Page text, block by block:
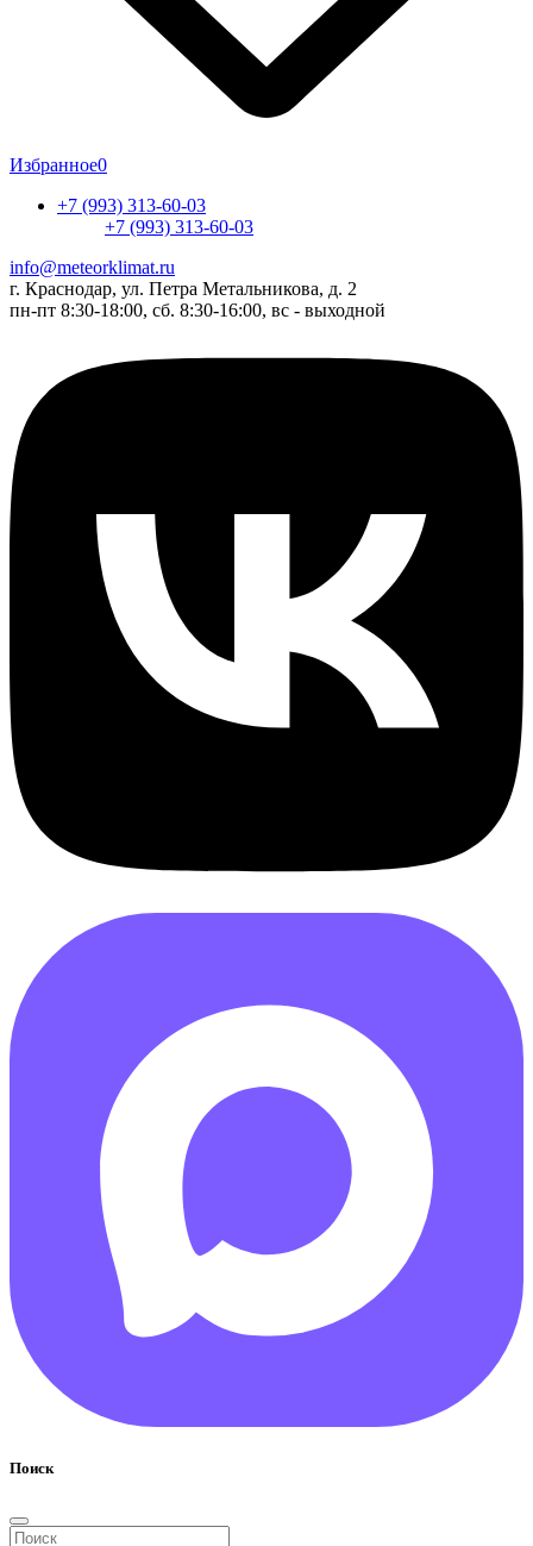
Избранное0
+7 (993) 313-60-03
+7 (993) 313-60-03
info@meteorklimat.ru
г. Краснодар, ул. Петра Метальникова, д. 2
пн-пт 8:30-18:00, сб. 8:30-16:00, вс - выходной
Поиск